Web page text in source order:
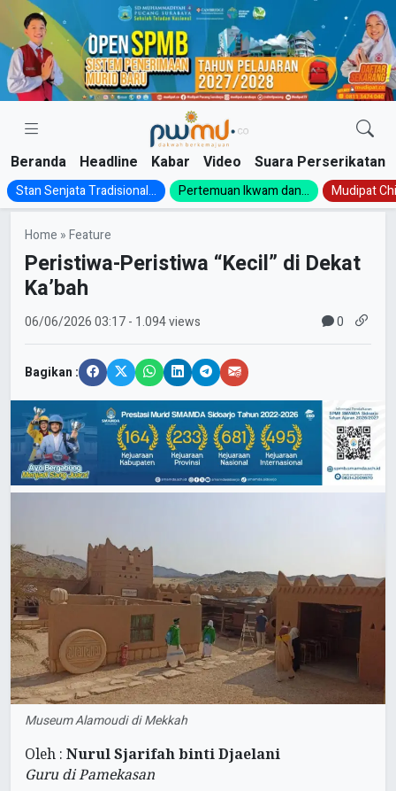
Skip
content
Beranda Headline Kabar Video Suara Perserikatan
Stan Senjata Tradisional... Pertemuan Ikwam dan... Mudipat
Home »Feature
Peristiwa-Peristiwa “Kecil” di Dekat
Ka’bah
06/06/202603:17- 1.094 views 0
Bagikan :
Museum Alamoudi di Mekkah
Oleh : Nurul Sjarifah binti Djaelani
Guru di Pamekasan